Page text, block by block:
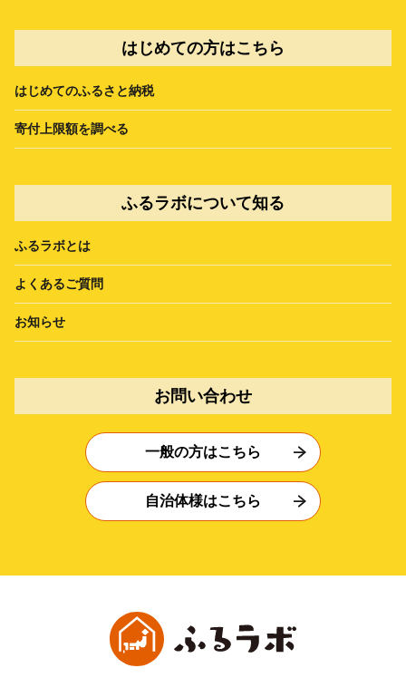
はじめての方はこちら
はじめてのふるさと納税
寄付上限額を調べる
ふるラボについて知る
ふるラボとは
よくあるご質問
お知らせ
お問い合わせ
一般の方はこちら
自治体様はこちら